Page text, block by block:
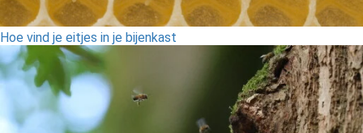
Hoe vind je eitjes in je bijenkast